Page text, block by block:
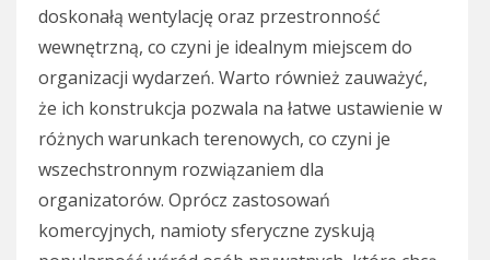
doskonałą wentylację oraz przestronność
wewnętrzną, co czyni je idealnym miejscem do
organizacji wydarzeń. Warto również zauważyć,
że ich konstrukcja pozwala na łatwe ustawienie w
różnych warunkach terenowych, co czyni je
wszechstronnym rozwiązaniem dla
organizatorów. Oprócz zastosowań
komercyjnych, namioty sferyczne zyskują